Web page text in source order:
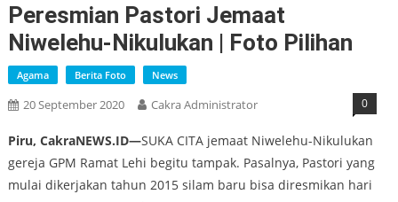
Peresmian Pastori Jemaat
Niwelehu-Nikulukan | Foto Pilihan
Agama Berita Foto News
20 September 2020 Cakra Administrator 0
Piru, CakraNEWS.ID—SUKA CITA jemaat Niwelehu-Nikulukan
gereja GPM Ramat Lehi begitu tampak. Pasalnya, Pastori yang
mulai dikerjakan tahun 2015 silam baru bisa diresmikan hari